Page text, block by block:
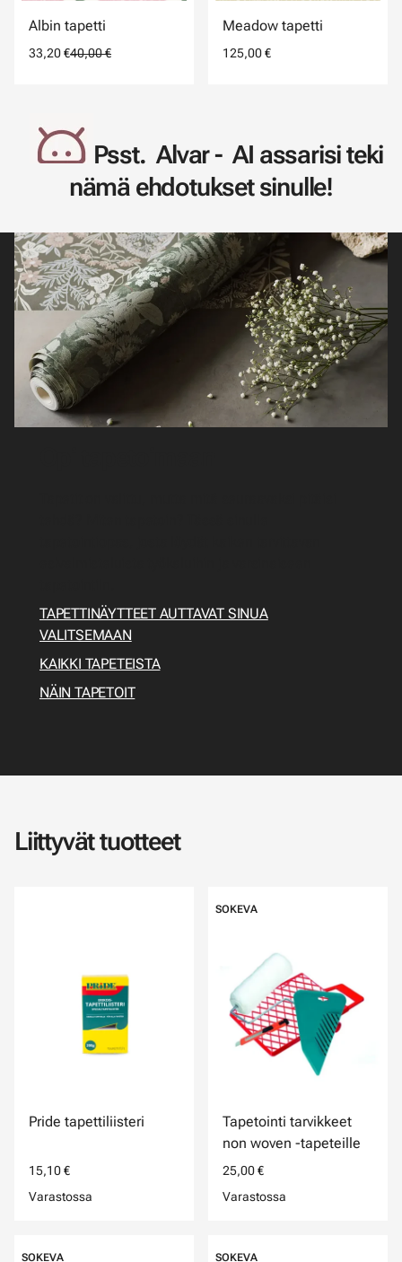
Albin tapetti
33,20 €40,00 €
Meadow tapetti
125,00 €
Psst. Alvar - AI assarisi teki
nämä ehdotukset sinulle!
TAPETTINÄYTTEET AUTTAVAT SINUA
VALITSEMAAN
KAIKKI TAPETEISTA
NÄIN TAPETOIT
Liittyvät tuotteet
Pride tapettiliisteri
15,10 €
Varastossa
SOKEVA
Tapetointi tarvikkeet
non woven -tapeteille
25,00 €
Varastossa
SOKEVA SOKEVA